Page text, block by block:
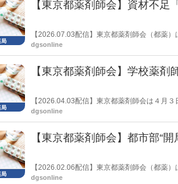
【東京都薬剤師会】資材不足
【2026.07.03配信】東京都薬剤師会（都薬
実態調査」の集計結果を公表した。
dgsonline
【東京都薬剤師会】学校薬
【2026.04.03配信】東京都薬剤師会は４月
材を作成したことを報告した。
dgsonline
【東京都薬剤師会】都市部“
【2026.02.06配信】東京都薬剤師会（都薬
剤報酬改定の個別項目、いわゆる短冊にお
dgsonline